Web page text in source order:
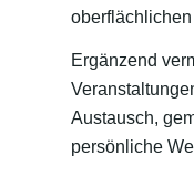
Ergänzend
Austausch,
persönliche